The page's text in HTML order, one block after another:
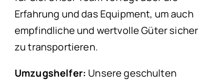
Erfahrung und das Equipment, um auch
empfindliche und wertvolle Güter sicher
zu transportieren.
Umzugshelfer: Unsere geschulten